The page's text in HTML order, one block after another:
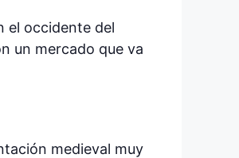
el occidente del
un mercado que va
medieval muy